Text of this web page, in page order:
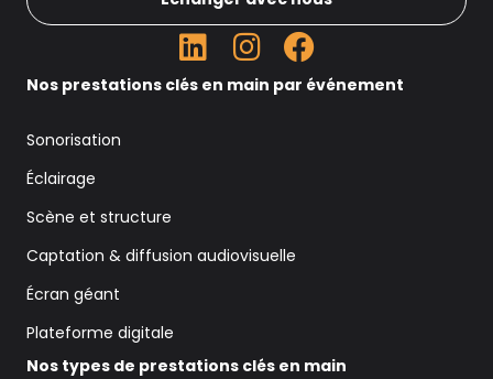
Nos prestations clés en main par événement
Sonorisation
Éclairage
Scène et structure
Captation & diffusion audiovisuelle
Écran géant
Plateforme digitale
Nos types de prestations clés en main